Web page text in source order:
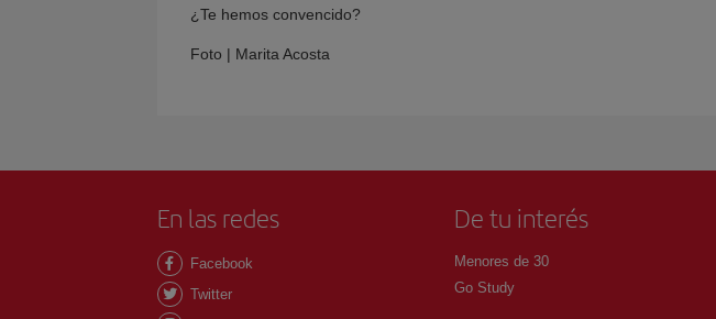
¿Te hemos convencido?
Foto | Marita Acosta
En las redes
Facebook
Twitter
De tu interés
Menores de 30
Go Study